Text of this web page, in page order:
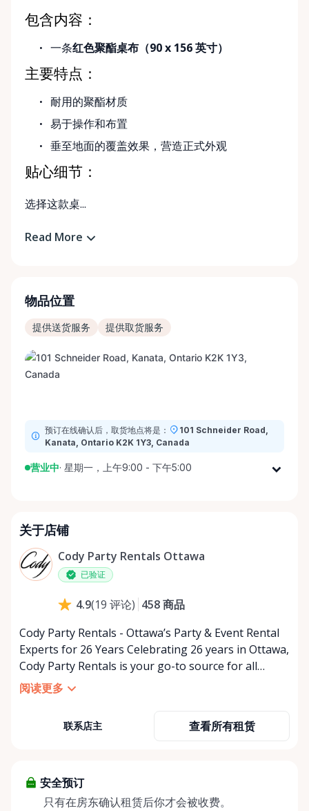
包含内容：
一条红色聚酯桌布（90 x 156 英寸）
主要特点：
耐用的聚酯材质
易于操作和布置
垂至地面的覆盖效果，营造正式外观
贴心细节：
选择这款桌...
Read More
物品位置
提供送货服务 提供取货服务
预订在线确认后，取货地点将是：
101 Schneider Road,
Kanata, Ontario K2K 1Y3, Canada
营业中· 星期一，上午9:00 - 下午5:00
星期三
星期四
上午9:00 - 下午5:00
星期五
关于店铺
Cody Party Rentals Ottawa
已验证
4.9(19 评论) 458商品
Cody Party Rentals - Ottawa’s Party & Event Rental
Experts for 26 Years Celebrating 26 years in Ottawa,
Cody Party Rentals is your go-to source for all
things party and event rentals. We’re proud to be a
partner of Rent Anything, expanding our offerings
At Cody Party Rentals, we believe in the power of
about more than just saving money; it’s about
helping people enjoy more for less while making a
阅读更多
联系店主 查看所有租赁
安全预订
只有在房东确认租赁后你才会被收费。